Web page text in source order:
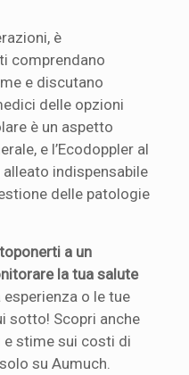
è
comprendano
e discutano
delle opzioni
è un aspetto
e l’Ecodoppler al
indispensabile
delle patologie
a un
la tua salute
o le tue
sotto! Scopri anche
stime sui costi di
su Aumuch.